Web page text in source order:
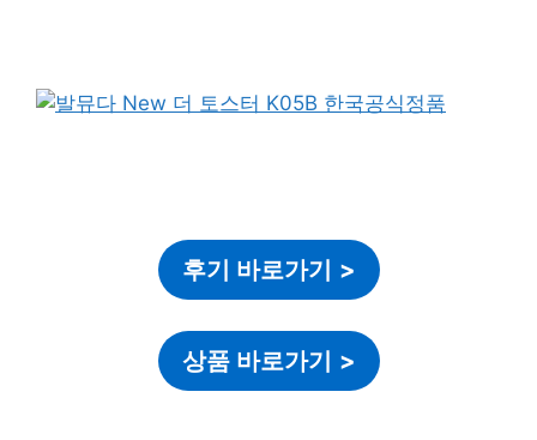
후기 바로가기 >
상품 바로가기 >